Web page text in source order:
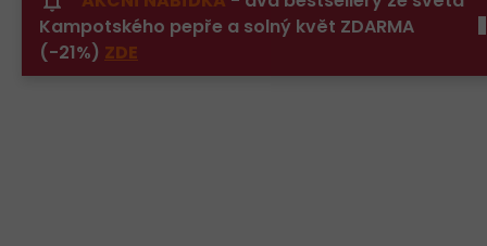
obsah
Kampotského pepře a solný květ ZDARMA
(-21%) ZDE